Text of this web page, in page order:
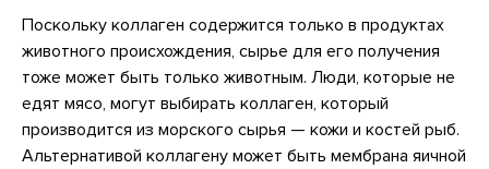
Поскольку коллаген содержится только в продуктах
животного происхождения, сырье для его получения
тоже может быть только животным. Люди, которые не
едят мясо, могут выбирать коллаген, который
производится из морского сырья — кожи и костей рыб.
Альтернативой коллагену может быть мембрана яичной